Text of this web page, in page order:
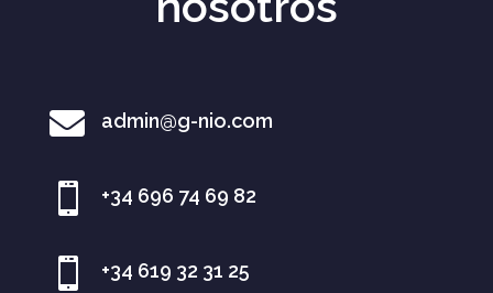
 admin@g-nio.com
 +34 696 74 69 82
 +34 619 32 31 25